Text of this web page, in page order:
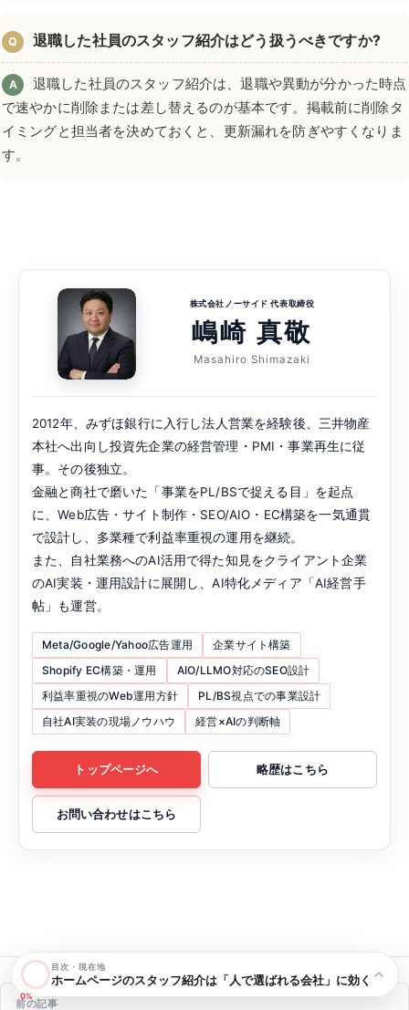
Q 退職した社員のスタッフ紹介はどう扱うべきですか?
A
退職した社員のスタッフ紹介は、退職や異動が分かった時点
で速やかに削除または差し替えるのが基本です。掲載前に削除タ
イミングと担当者を決めておくと、更新漏れを防ぎやすくなりま
す。
株式会社ノーサイド 代表取締役
嶋崎 真敬
Masahiro Shimazaki
2012年、みずほ銀行に入行し法人営業を経験後、三井物産
本社へ出向し投資先企業の経営管理・PMI・事業再生に従
事。その後独立。
金融と商社で磨いた「事業をPL/BSで捉える目」を起点
に、Web広告・サイト制作・SEO/AIO・EC構築を一気通貫
で設計し、多業種で利益率重視の運用を継続。
また、自社業務へのAI活用で得た知見をクライアント企業
のAI実装・運用設計に展開し、AI特化メディア「AI経営手
帖」も運営。
Meta/Google/Yahoo広告運用
企業サイト構築
Shopify EC構築・運用
AIO/LLMO対応のSEO設計
利益率重視のWeb運用方針
PL/BS視点での事業設計
自社AI実装の現場ノウハウ
経営×AIの判断軸
トップページへ 略歴はこちら
お問い合わせはこちら
投稿ナビゲーション
前の記事
0%
目次・現在地
ホームページのスタッフ紹介は「人で選ばれる会社」に効く